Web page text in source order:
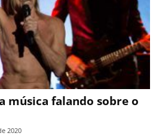
música falando sobre o
2020